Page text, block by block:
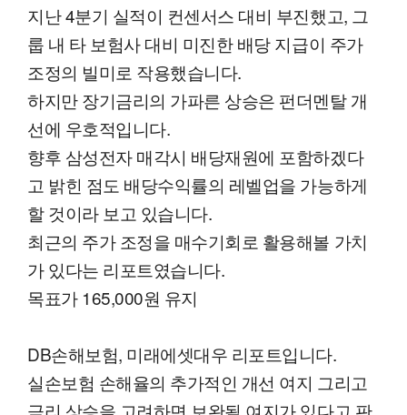
지난 4분기 실적이 컨센서스 대비 부진했고, 그
룹 내 타 보험사 대비 미진한 배당 지급이 주가
조정의 빌미로 작용했습니다.
하지만 장기금리의 가파른 상승은 펀더멘탈 개
선에 우호적입니다.
향후 삼성전자 매각시 배당재원에 포함하겠다
고 밝힌 점도 배당수익률의 레벨업을 가능하게
할 것이라 보고 있습니다.
최근의 주가 조정을 매수기회로 활용해볼 가치
가 있다는 리포트였습니다.
목표가 165,000원 유지
DB손해보험, 미래에셋대우 리포트입니다.
실손보험 손해율의 추가적인 개선 여지 그리고
금리 상승을 고려하면 보완될 여지가 있다고 판